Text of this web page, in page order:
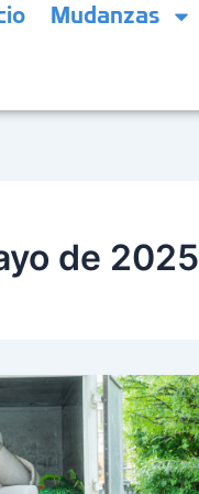
Mudanzas
de 2025